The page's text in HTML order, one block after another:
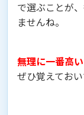
で選ぶことが
ませんね。
無理に一番高
ぜひ覚えておい